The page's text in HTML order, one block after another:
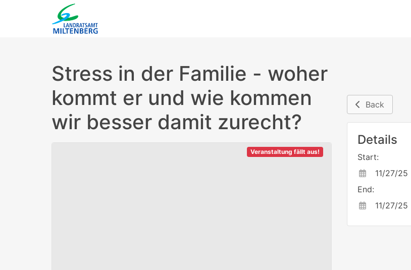
Stress in der Familie - woher
kommt er und wie kommen
wir besser damit zurecht?
Veranstaltung fällt aus!
Back
Details
Start:
11/27/25
End:
11/27/25